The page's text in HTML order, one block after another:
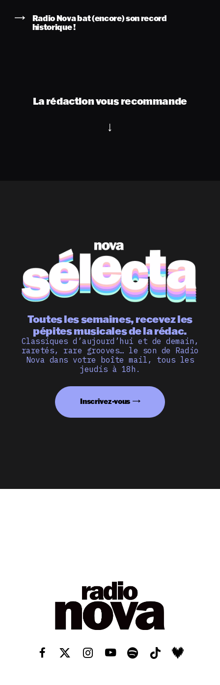
Radio Nova bat (encore) son record
historique !
La rédaction vous recommande
Toutes les semaines, recevez les
pépites musicales de la rédac.
Classiques d’aujourd’hui et de demain,
raretés, rare grooves… le son de Radio
Nova dans votre boîte mail, tous les
jeudis à 18h.
Inscrivez-vous